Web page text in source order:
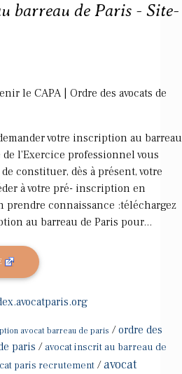
barreau de Paris - Site-
le CAPA | Ordre des avocats de
votre inscription au barreau
de l'Exercice professionnel vous
constituer, dès à présent, votre
à votre pré- inscription en
prendre connaissance :téléchargez
au barreau de Paris pour...
avocat barreau de paris /ordre des
paris / avocat inscrit au barreau de
paris recrutement /avocat